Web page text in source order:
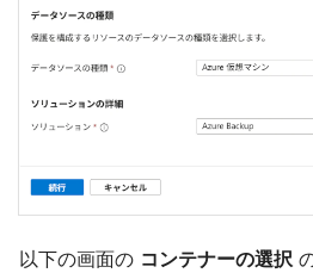
以下の画面の コンテナーの選択